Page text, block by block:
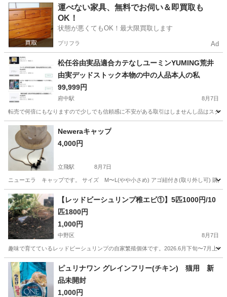
東京 墨田区 その他 グッチ
運べない家具、無料でお伺い＆即買取も
OK！
状態が悪くてもOK！最大限買取します
プリフラ Ad
松任谷由実品適合カテなしユーミンYUMING荒井
由実デッドストック本物の中の人品本人の私
99,999円
府中駅 8月7日
転売で何倍にもなりますので少しでも信頼感に不安がある取引はしませんし品はスク
東京 府中市
Neweraキャップ
4,000円
立飛駅 8月7日
ニューエラ キャップです。 サイズ M〜L(やや小さめ) アゴ紐付き(取り外し可) 購入
東京 立川市 その他 ニューエラ
【レッドビーシュリンプ稚エビ①】5匹1000円/10
匹1800円
1,000円
中野区 8月7日
趣味で育てているレッドビーシュリンプの自家繁殖個体です。2026.6月下旬〜7月上
東京 中野区 その他
ピュリナワン グレインフリー(チキン) 猫用 新
品未開封
1,000円